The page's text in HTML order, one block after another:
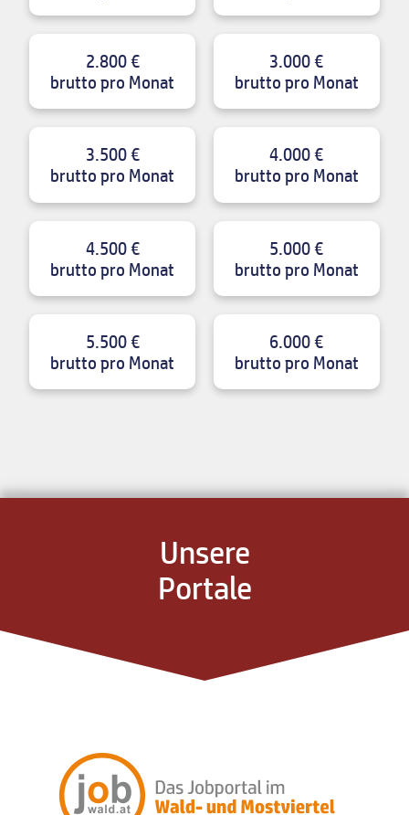
2.800 €
brutto pro Monat
3.000 €
brutto pro Monat
3.500 €
brutto pro Monat
4.000 €
brutto pro Monat
4.500 €
brutto pro Monat
5.000 €
brutto pro Monat
5.500 €
brutto pro Monat
6.000 €
brutto pro Monat
Unsere
Portale